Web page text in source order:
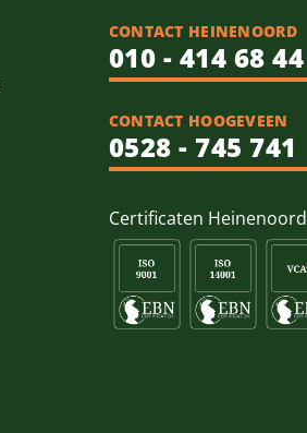
CONTACT HEINENOORD
010 - 414 68 44
CONTACT HOOGEVEEN
0528 - 745 741
Certificaten Heinenoord